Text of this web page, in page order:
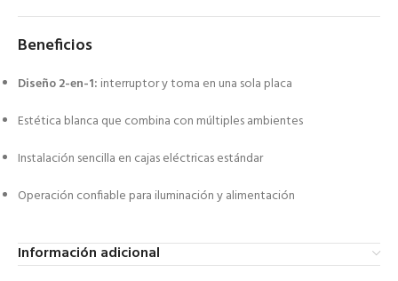
Beneficios
Diseño 2-en-1: interruptor y toma en una sola placa
Estética blanca que combina con múltiples ambientes
Instalación sencilla en cajas eléctricas estándar
Operación confiable para iluminación y alimentación
Información adicional